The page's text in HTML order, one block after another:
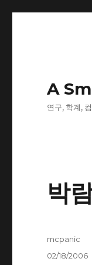
A
연구, 학계,
박
Author
mcpanic
Posted
02/18/2006